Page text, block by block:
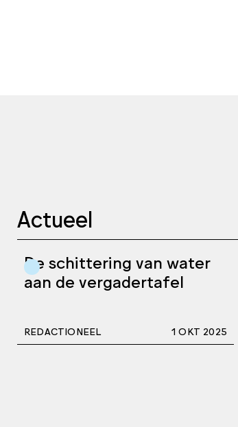
Actueel
De schittering van water
aan de vergadertafel
REDACTIONEEL 1 OKT 2025